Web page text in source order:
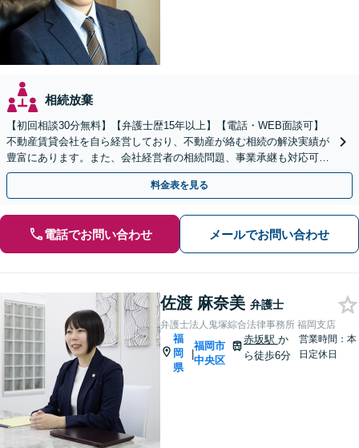
相続放棄
【初回相談30分無料】【弁護士歴15年以上】【電話・WEB面談可】
不動産賃貸会社を自ら経営しており、不動産が絡む相続の解決実績が
豊富にあります。また、会社経営者の相続問題、事業承継も対応可能
です。有利な結果が得られるよう尽力いたします。
料金表を見る
電話でお問い合わせ メールでお問い合わせ
佐渡 麻奈美 弁護士
弁護士法人鬼塚綜合法律事務所 福岡支店
福
岡
県
|
福岡市
中央区
赤坂駅 か
ら徒歩6分
営業時間：本
日定休日